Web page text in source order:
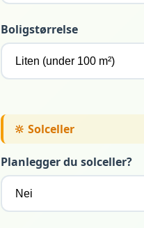
Boligstørrelse
🔆 Solceller
Planlegger du solceller?